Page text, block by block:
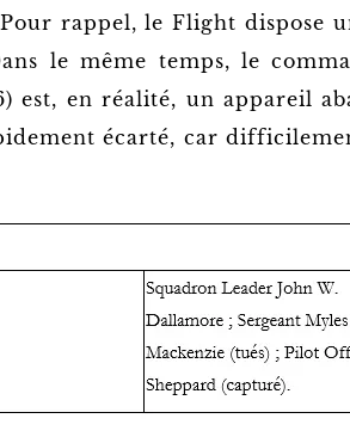
rappel, le Flight dispose
le même temps, le
est, en réalité, un appareil
écarté, car